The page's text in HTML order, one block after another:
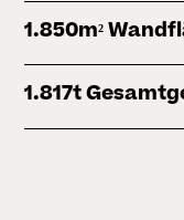
1.850m²
1.817t